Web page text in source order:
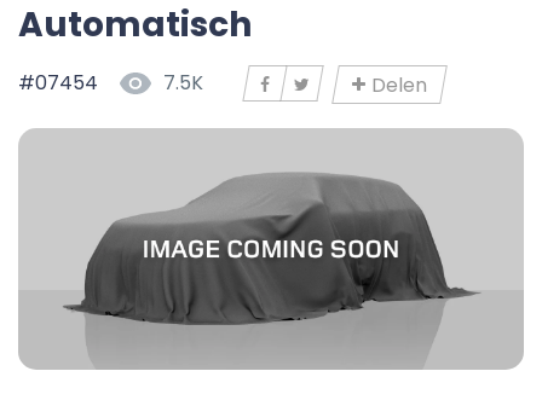
Automatisch
#07454 7.5K Delen